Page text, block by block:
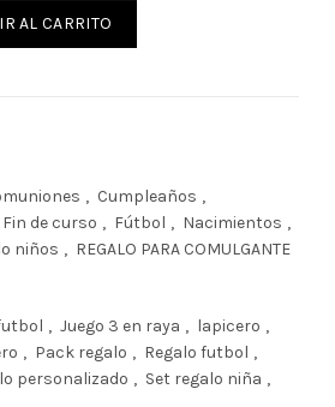
"Aventuras de Fútbol para Niños" cantidad
AL CARRITO
, Cumpleaños ,
Fin de curso , Fútbol , Nacimientos ,
niños , REGALO PARA COMULGANTE
, Juego 3 en raya , lapicero ,
, Pack regalo , Regalo futbol ,
personalizado , Set regalo niña ,